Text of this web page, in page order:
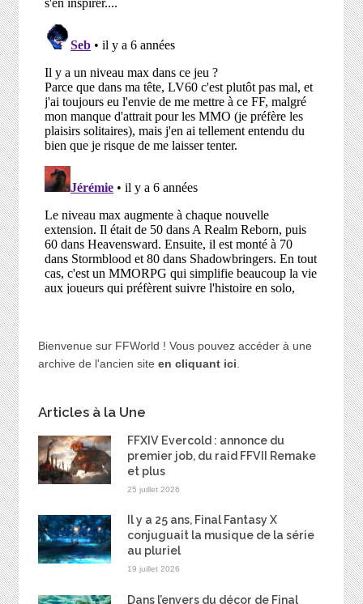
Bienvenue sur FFWorld ! Vous pouvez accéder à une
archive de l'ancien site en cliquant ici.
Articles à la Une
FFXIV Evercold : annonce du
premier job, du raid FFVII Remake
et plus
25 juillet 2026
Il y a 25 ans, Final Fantasy X
conjuguait la musique de la série
au pluriel
19 juillet 2026
Dans l’envers du décor de Final